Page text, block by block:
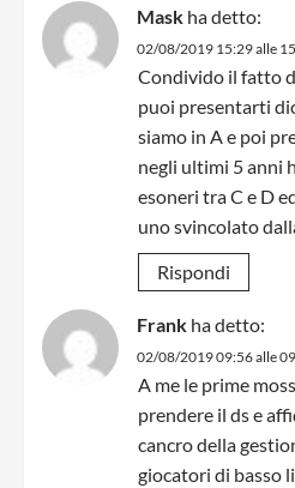
Mask ha detto:
02/08/2019 15:29 alle
Condivido il fatto
puoi presentarti
siamo in A e poi
negli ultimi 5 anni
esoneri tra C e D
uno svincolato
Rispondi
Frank ha detto:
02/08/2019 09:56 alle
A me le prime
prendere il ds e
cancro della
giocatori di basso